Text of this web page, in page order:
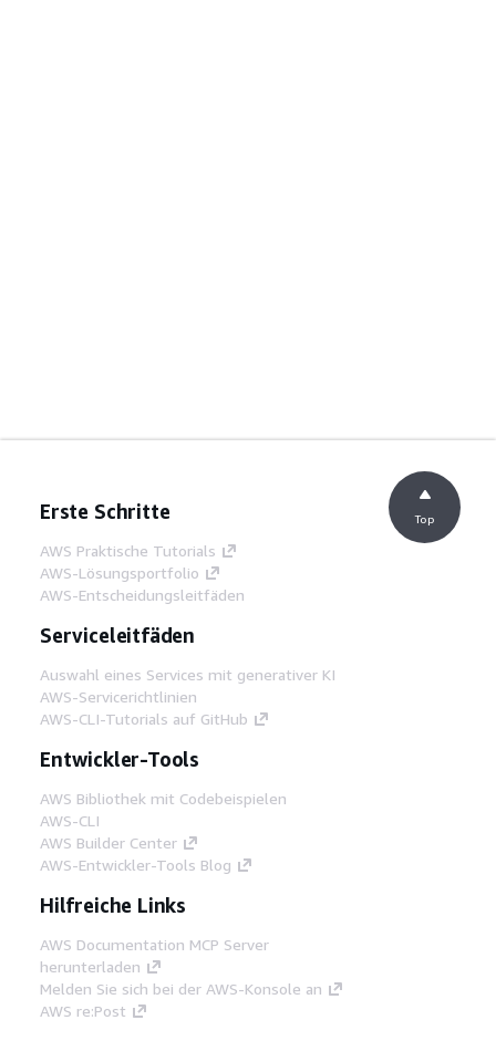
Erste Schritte
AWS Praktische Tutorials
AWS-Lösungsportfolio
AWS-Entscheidungsleitfäden
Serviceleitfäden
Auswahl eines Services mit generativer KI
AWS-Servicerichtlinien
AWS-CLI-Tutorials auf GitHub
Entwickler-Tools
AWS Bibliothek mit Codebeispielen
AWS-CLI
AWS Builder Center
AWS-Entwickler-Tools Blog
Hilfreiche Links
AWS Documentation MCP Server
herunterladen
Melden Sie sich bei der AWS-Konsole an
AWS re:Post
Top